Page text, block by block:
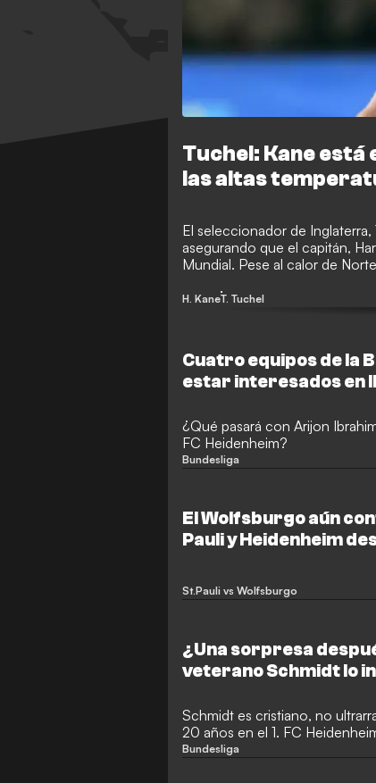
Tuchel: Kane está
las altas
El seleccionador de
asegurando que el capitán,
Mundial. Pese al calor de
H. KaneT. Tuchel
Cuatro equipos de la
estar interesados en
¿Qué pasará con Arijon
FC Heidenheim?
Bundesliga
El Wolfsburgo aún
Pauli y Heidenheim
St.Pauli vs Wolfsburgo
¿Una sorpresa
veterano Schmidt lo
Schmidt es cristiano, no
20 años en el 1. FC
Bundesliga